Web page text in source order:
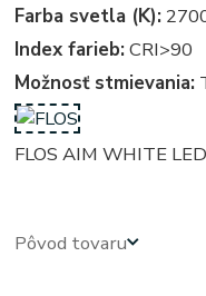
Farba svetla (K):
Index farieb: CRI>90
Možnosť stmievania:
FLOS AIM WHITE
Pôvod tovaru